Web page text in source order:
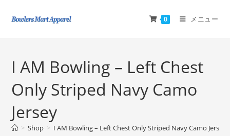
0 メニュー
I AM Bowling – Left Chest
Only Striped Navy Camo
Jersey
> Shop > I AM Bowling – Left Chest Only Striped Navy Camo Jersey